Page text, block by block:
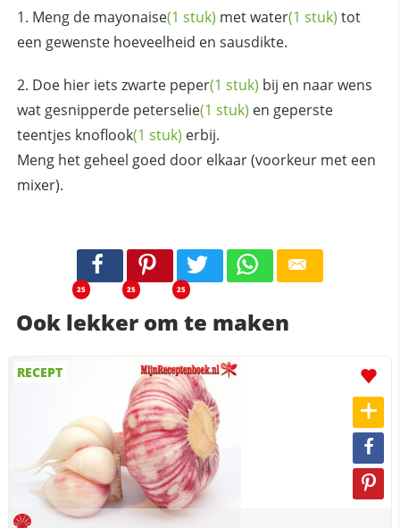
Meng de mayonaise(1 stuk) metwater(1 stuk) tot
een gewenste hoeveelheid en sausdikte.
Doe hier iets zwarte peper(1 stuk) bij en naar wens
wat gesnipperde peterselie(1 stuk) en geperste
teentjes knoflook(1 stuk) erbij.
Meng het geheel goed door elkaar (voorkeur met een
mixer).
25 25 25
Ook lekker om te maken
RECEPT